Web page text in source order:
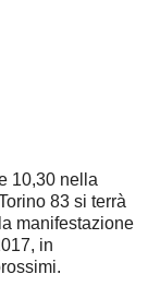
10,30 nella
83 si terrà
manifestazione
in